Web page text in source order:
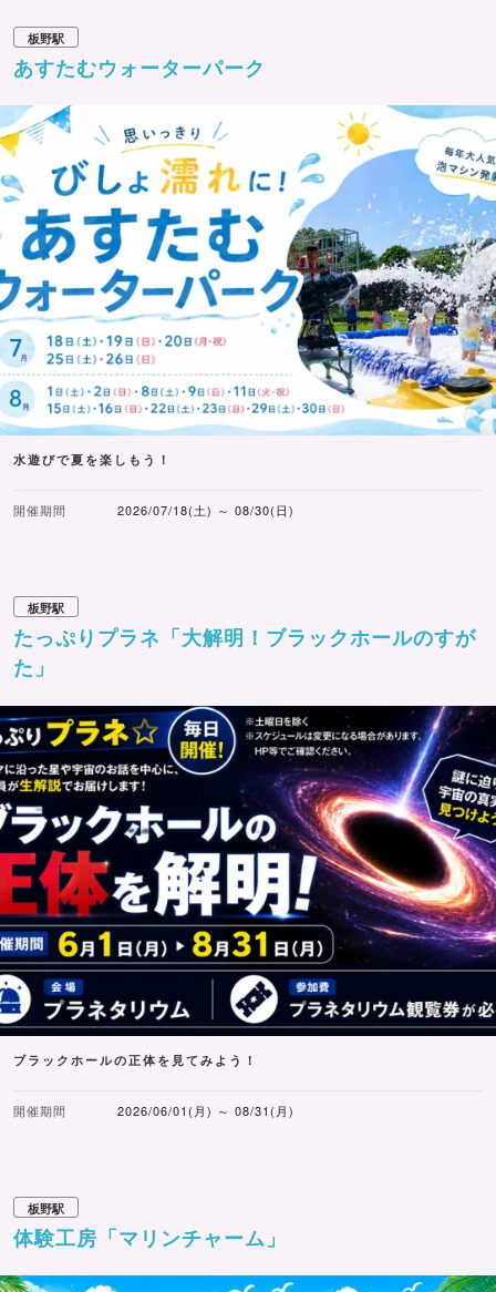
板野駅
あすたむウォーターパーク
水遊びで夏を楽しもう！
開催期間 2026/07/18(土) ～ 08/30(日)
板野駅
たっぷりプラネ「大解明！ブラックホールのすが
た」
ブラックホールの正体を見てみよう！
開催期間 2026/06/01(月) ～ 08/31(月)
板野駅
体験工房「マリンチャーム」